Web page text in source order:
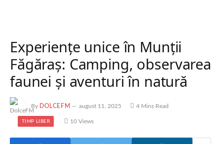
Experiențe unice în Munții
Făgăraș: Camping, observarea
faunei și aventuri în natură
By DOLCEFM august 11, 2025 4 Mins Read
TIMP LIBER 10 Views